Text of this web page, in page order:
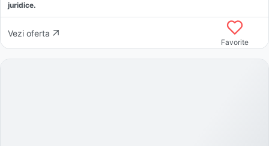
juridice.
Vezi oferta
Favorite